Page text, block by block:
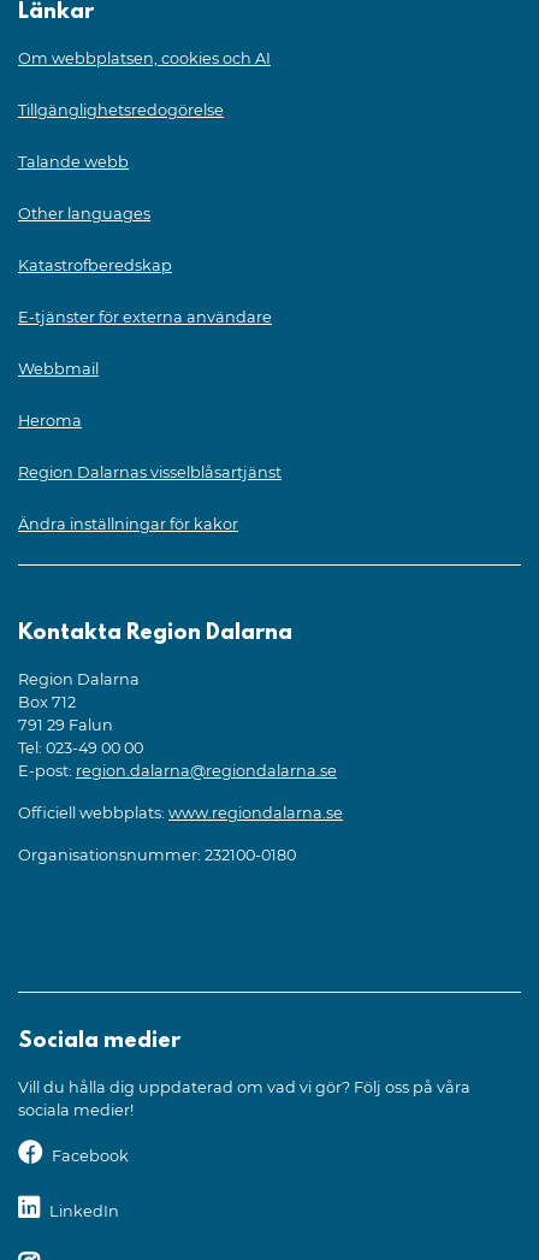
Länkar
Om webbplatsen, cookies och AI
Tillgänglighetsredogörelse
Talande webb
Other languages
Katastrofberedskap
E-tjänster för externa användare
Webbmail
Heroma
Region Dalarnas visselblåsartjänst
Ändra inställningar för kakor
Kontakta Region Dalarna
Region Dalarna
Box 712
791 29 Falun
Tel: 023-49 00 00
E-post: region.dalarna@regiondalarna.se
Officiell webbplats: www.regiondalarna.se
Organisationsnummer: 232100-0180
Sociala medier
Vill du hålla dig uppdaterad om vad vi gör? Följ oss på våra
sociala medier!
Facebook
LinkedIn